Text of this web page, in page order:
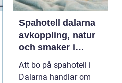
Spahotell dalarna
avkoppling, natur
och smaker i
hjärtat av
landskapet
Att bo på spahotell i
Dalarna handlar om